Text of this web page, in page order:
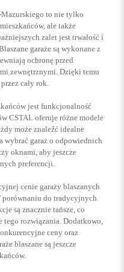
Mazurskiego to nie tylko
ale także
zalet jest trwałość i
garaże są wykonane z
ochronę przed
zewnętrznymi. Dzięki temu
cały rok.
jest funkcjonalność
CSTAL oferuje różne modele
może znaleźć idealne
wybrać garaż o odpowiednich
oknami, aby jeszcze
preferencji.
cenie garaży blaszanych
porównaniu do tradycyjnych
są znacznie tańsze, co
tego rozwiązania. Dodatkowo,
ceny oraz
blaszane są jeszcze